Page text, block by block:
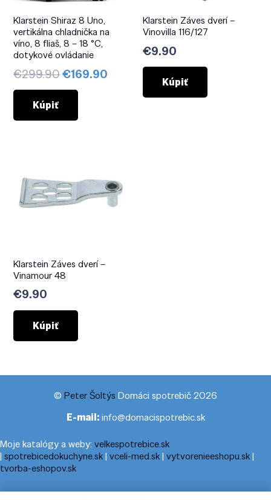
Klarstein Shiraz 8 Uno,
vertikálna chladnička na
víno, 8 fliaš, 8 – 18 °C,
dotykové ovládanie
€299.90Pôvodná
cena
€299.90.
€169.90 Aktuálna
Kúpiť
Klarstein Záves dverí –
Vinovilla 116/127
€9.90
Kúpiť
Klarstein Záves dverí –
Vinamour 48
€9.90
Kúpiť
© Peter Šoltýs Domáci spotrebič 2026
E-mail:info@domacispotrebic.sk
Moje katalógy a weby: velkespotrebice.sk
| spotrebicedokuchyne.sk| vceli-med.sk| vytvorenieeshopu.sk|
tvorba-eshopov.sk
Moje blogy:cestovnyporiadok.eu|pracanadoma.net|telefonny-